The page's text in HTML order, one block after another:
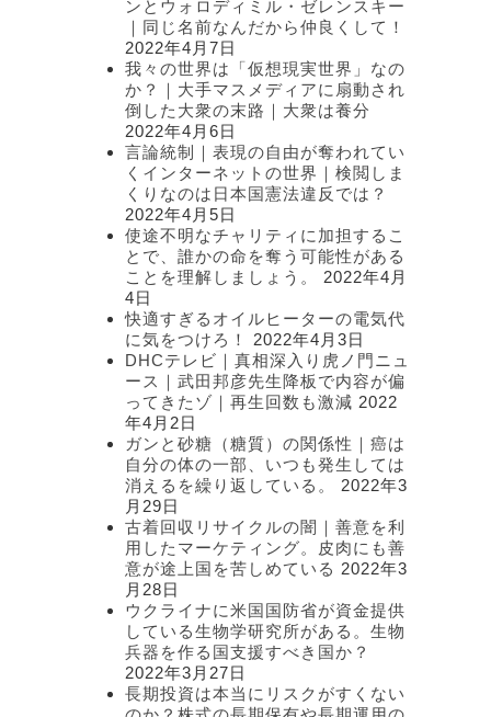
ンとウォロディミル・ゼレンスキー
｜同じ名前なんだから仲良くして！
2022年4月7日
我々の世界は「仮想現実世界」なの
か？｜大手マスメディアに扇動され
倒した大衆の末路｜大衆は養分
2022年4月6日
言論統制｜表現の自由が奪われてい
くインターネットの世界｜検閲しま
くりなのは日本国憲法違反では？
2022年4月5日
使途不明なチャリティに加担するこ
とで、誰かの命を奪う可能性がある
ことを理解しましょう。
2022年4月
4日
快適すぎるオイルヒーターの電気代
に気をつけろ！
2022年4月3日
DHCテレビ｜真相深入り虎ノ門ニュ
ース｜武田邦彦先生降板で内容が偏
ってきたゾ｜再生回数も激減 2022
年4月2日
ガンと砂糖（糖質）の関係性｜癌は
自分の体の一部、いつも発生しては
消えるを繰り返している。
2022年3
月29日
古着回収リサイクルの闇｜善意を利
用したマーケティング。皮肉にも善
意が途上国を苦しめている 2022年3
月28日
ウクライナに米国国防省が資金提供
している生物学研究所がある。生物
兵器を作る国支援すべき国か？
2022年3月27日
長期投資は本当にリスクがすくない